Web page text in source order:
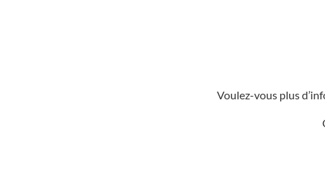
Voulez-vous plus